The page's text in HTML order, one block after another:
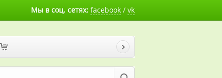
Мы в соц. сетях: facebook / vk